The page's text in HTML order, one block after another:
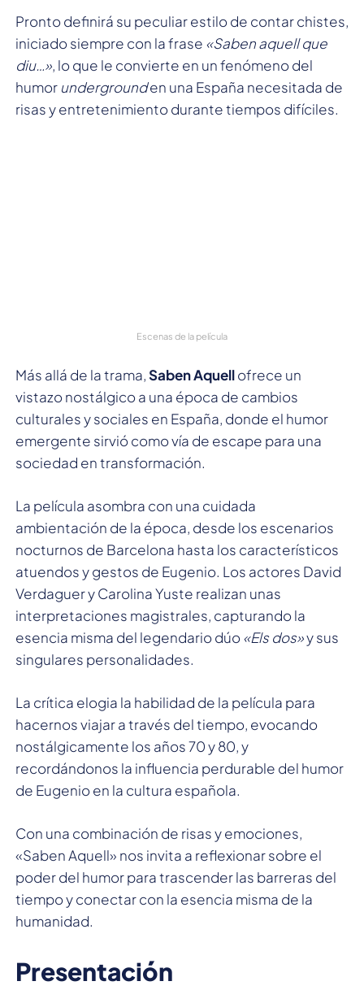
Pronto definirá su peculiar estilo de contar chistes,
iniciado siempre con la frase «Saben aquell que
diu…», lo que le convierte en un fenómeno del
humor undergrounden una España necesitada de
risas y entretenimiento durante tiempos difíciles.
Escenas de la película
Más allá de la trama,Saben Aquellofrece un
vistazo nostálgico a una época de cambios
culturales y sociales en España, donde el humor
emergente sirvió como vía de escape para una
sociedad en transformación.
La película asombra con una cuidada
ambientación de la época, desde los escenarios
nocturnos de Barcelona hasta los característicos
atuendos y gestos de Eugenio. Los actores David
Verdaguer y Carolina Yuste realizan unas
interpretaciones magistrales, capturando la
esencia misma del legendario dúo«Els dos»y sus
singulares personalidades.
La crítica elogia la habilidad de la película para
hacernos viajar a través del tiempo, evocando
nostálgicamente los años 70 y 80, y
recordándonos la influencia perdurable del humor
de Eugenio en la cultura española.
Con una combinación de risas y emociones,
«Saben Aquell» nos invita a reflexionar sobre el
poder del humor para trascender las barreras del
tiempo y conectar con la esencia misma de la
humanidad.
Presentación